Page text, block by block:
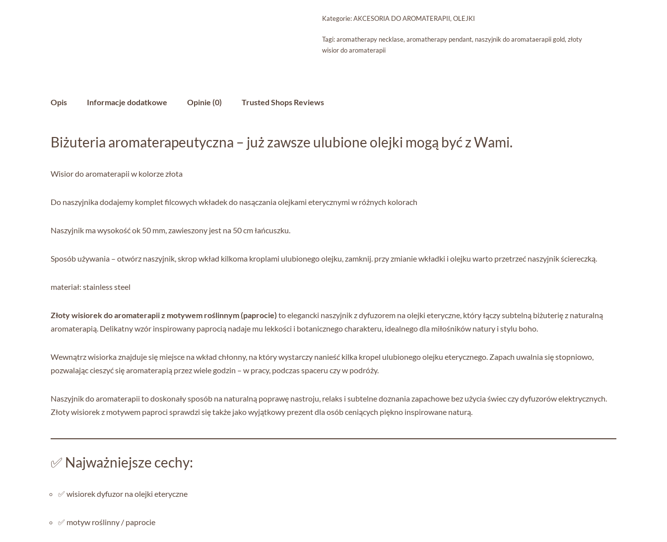
Kategorie:AKCESORIA DO AROMATERAPII,OLEJKI
Tagi:aromatherapy necklase,aromatherapy pendant, naszyjnik do aromataerapii gold,złoty
wisior do aromaterapii
Opis Informacje dodatkowe Opinie (0) Trusted Shops Reviews
Biżuteria aromaterapeutyczna – już zawsze ulubione olejki mogą być z Wami.
Wisior do aromaterapii w kolorze złota
Do naszyjnika dodajemy komplet filcowych wkładek do nasączania olejkami eterycznymi w różnych kolorach
Naszyjnik ma wysokość ok 50 mm, zawieszony jest na 50 cm łańcuszku.
Sposób używania – otwórz naszyjnik, skrop wkład kilkoma kroplami ulubionego olejku, zamknij. przy zmianie wkładki i olejku warto przetrzeć naszyjnik ściereczką.
materiał: stainless steel
Złoty wisiorek do aromaterapii z motywem roślinnym (paprocie) to elegancki naszyjnik z dyfuzorem na olejki eteryczne, który łączy subtelną biżuterię z naturalną
aromaterapią. Delikatny wzór inspirowany paprocią nadaje mu lekkości i botanicznego charakteru, idealnego dla miłośników natury i stylu boho.
Wewnątrz wisiorka znajduje się miejsce na wkład chłonny, na który wystarczy nanieść kilka kropel ulubionego olejku eterycznego. Zapach uwalnia się stopniowo,
pozwalając cieszyć się aromaterapią przez wiele godzin – w pracy, podczas spaceru czy w podróży.
Naszyjnik do aromaterapii to doskonały sposób na naturalną poprawę nastroju, relaks i subtelne doznania zapachowe bez użycia świec czy dyfuzorów elektrycznych.
Złoty wisiorek z motywem paproci sprawdzi się także jako wyjątkowy prezent dla osób ceniących piękno inspirowane naturą.
✅ Najważniejsze cechy:
✅ wisiorek dyfuzor na olejki eteryczne
✅ motyw roślinny / paprocie